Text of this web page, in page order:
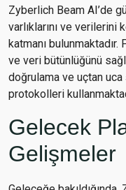
Zyberlich Beam AI’de
varlıklarını ve
katmanı
ve veri bütünlüğünü
doğrulama ve uçtan
protokolleri
Gelecek
Gelişmeler